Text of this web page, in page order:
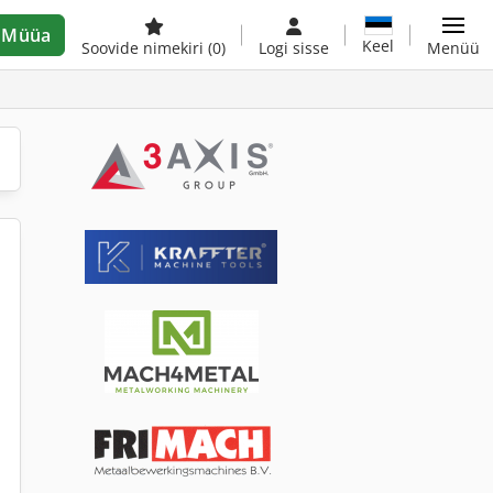
Müüa
Soovide nimekiri (0) Logi sisse Keel Menüü